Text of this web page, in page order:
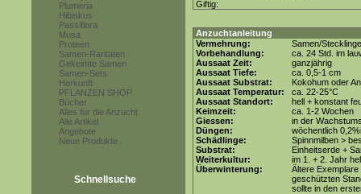
Plumeria
Hibiskus
Passiflora
Musa
Proteen
Samen-Raritäten
Gekeimte Samen
Samen-Sets
Herkunft
PFLANZEN SHOP
Bücher
Alles für die Anzucht
Alle Artikel
Angebote
Neue Produkte
Schnellsuche
Giftig:
Anzuchtanleitung
Vermehrung:
Samen/Stecklinge
Vorbehandlung:
ca. 24 Std. im
Aussaat Zeit:
ganzjährig
Aussaat Tiefe:
ca. 0,5-1 cm
Aussaat Substrat:
Kokohum oder
Aussaat Temperatur:
ca. 22-25°C
Aussaat Standort:
hell + konstant
Keimzeit:
ca. 1-2 Wochen
Giessen:
in der
Düngen:
wöchentlich
Schädlinge:
Spinnmilben >
Substrat:
Einheitserde +
Weiterkultur:
im 1. + 2. Jahr
Überwinterung:
Ältere
geschützten
sollte in den